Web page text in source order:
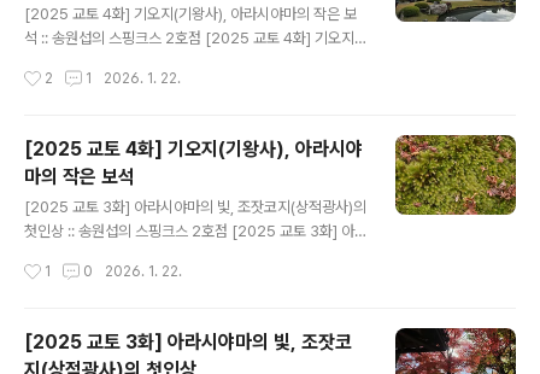
야마 역 도착. 여기서 전철편으로 교토역으로 일단 이동(대
략 15분 정도). 앞에서도 언급했지만 교토는 워낙 시가지가
하의 거대 식당가에서 점찍어뒀던 프렌치 비스트..
[2025 교토 4화] 기오지(기왕사), 아라시야마의 작은 보
석 :: 송원섭의 스핑크스 2호점 [2025 교토 4화] 기오지
시야마의 빛, 조잣코지(상적광사)의 첫인상 :: 송원섭의 스
지(상적광사)의 첫인상오전 9시30분 경. 사가 아라시야마
역은fivecard.joins.com [주의] 이번 회차는 실망의 회
차입니다. 물론 주말 아니고 단풍철 아니고, 아주 조용할 때
가신 분들은 텐류지나 치쿠린에 대해서도 좋은 느낌을 가
지실 수 있습니다. 하지만 이렇게 인산인해의 사람들 속에
없습니다. 그나마 조금이라도 느끼시려면 앞의 회차들..
2 1 2026. 1. 22.
[2025 교토 4화] 기오지(기왕사), 아라시야
마의 작은 보석
[2025 교토 3화] 아라시야마의 빛, 조잣코지(상적광사)의
첫인상 :: 송원섭의 스핑크스 2호점 [2025 교토 3화] 아
분 경. 사가 아라시야마 역은 꽤 분주했다. 당초의 목표는
다리를 보고, 거기서 다시 북쪽으로 올라가려는 것이었는
데 만만fivecard.joins.com여기서 이어집니다~ 이 절의
1 0 2026. 1. 22.
[2025 교토 3화] 아라시야마의 빛, 조잣코